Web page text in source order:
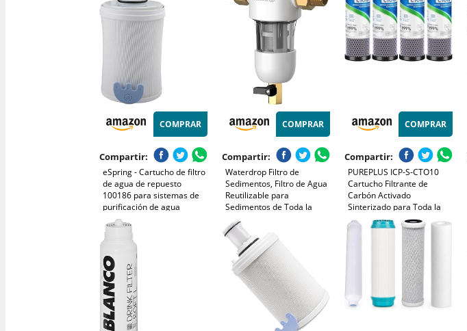
COMPRAR
Compartir:
eSpring - Cartucho de filtro
de agua de repuesto
100186 para sistemas de
purificación de agua
eSpring, capa de
prefiltrado, construcción de
papel de filtro, color blanco
COMPRAR
Compartir:
Waterdrop Filtro de
Sedimentos, Filtro de Agua
Reutilizable para
Sedimentos de Toda la
Casa, Sistema de Pre-
filtración Lavable para Agua
de Ciudad/Pozo, 1" + 3/4"
MNPT, WD-PF01
COMPRAR
Compartir:
PUREPLUS ICP-S-CTO10
Cartucho Filtrante de
Carbón Activado
Sinterizado para Toda la
Casa 10" x 2.5" Paquete de